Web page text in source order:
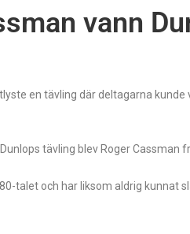
vann
en tävling där deltagarna
tävling blev Roger Cassman
talet och har liksom aldrig kunnat